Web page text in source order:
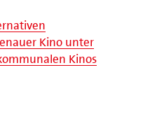
Kino unter
Kinos